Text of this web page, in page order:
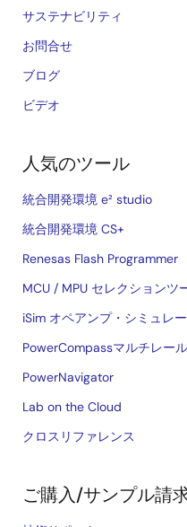
サステナビリティ
お問合せ
ブログ
ビデオ
人気のツール
統合開発環境 e² studio
統合開発環境 CS+
Renesas Flash Programmer
MCU / MPU セレクションツ
iSim オペアンプ・シミュレ
PowerCompassマルチレー
PowerNavigator
Lab on the Cloud
クロスリファレンス
ご購入/サンプル請